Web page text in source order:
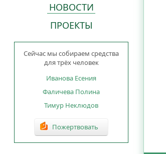
НОВОСТИ
ПРОЕКТЫ
Сейчас мы собираем средства
для трёх человек
Иванова Есения
Фаличева Полина
Тимур Неклюдов
Пожертвовать